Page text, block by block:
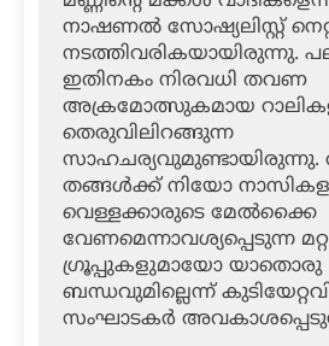
നാഷണല്‍ സോഷ്യലിസ്റ്റ്
നടത്തിവരികയായിരുന്നു.
ഇതിനകം നിരവധി തവണ
അക്രമോത്സുകമായ
തെരുവിലിറങ്ങുന്ന
തങ്ങള്‍ക്ക് നിയോ
വെള്ളക്കാരുടെ മേല്‍ക്കൈ
വേണമെന്നാവശ്യപ്പെടുന്ന
ഗ്രൂപ്പുകളുമായോ യാതൊരു
ബന്ധവുമില്ലെന്ന്
സംഘാടകര്‍